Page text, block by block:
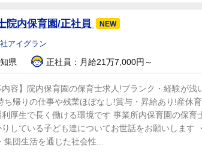
院内保育園/正社員 NEW
アイグラン
県 正社員：月給21万7,000円～
内容】院内保育園の保育士求人!ブランク・経験が
ち帰りの仕事や残業ほぼなし!賞与・昇給あり!産休
厚生で長く働ける環境です 事業所内保育園の保育
りしている子ども達についてお世話をお願いします
集団生活を通じた社会性...